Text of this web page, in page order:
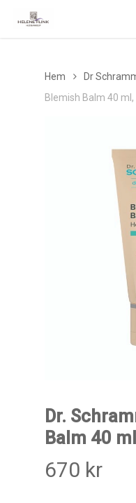
Hem Dr
Blemish Balm 40 ml,
Dr.
Balm 40
670 kr